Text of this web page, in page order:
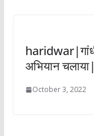
अभियान
October 3, 2022